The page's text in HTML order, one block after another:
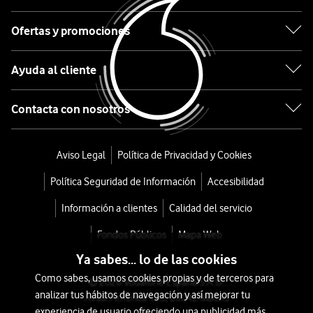
Watch
con
Buds
T200
Negro
50mm
Ofertas y promociones
Ayuda al cliente
Contacta con nosotros
Aviso Legal Política de Privacidad y Cookies
Política Seguridad de Información Accesibilidad
Información a clientes Calidad del servicio
Fondos Públicos Mapa Web
© 2026 Vodafone España S.A.U.
Avda. América 115, 28042 Madrid
Ya sabes... lo de las cookies
Como sabes, usamos cookies propias y de terceros para
analizar tus hábitos de navegación y así mejorar tu